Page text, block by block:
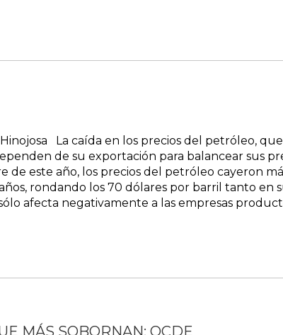
La caída en los precios del petróleo,
de su exportación para balancear sus
este año, los precios del petróleo cayeron
rondando los 70 dólares por barril tanto
afecta negativamente a las empresas
MÁS SOBORNAN: OCDE